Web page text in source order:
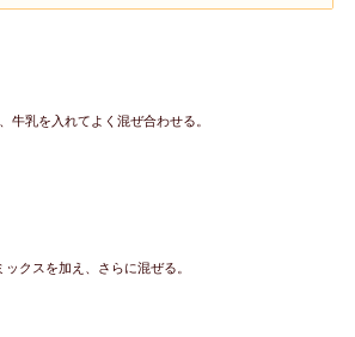
牛乳を入れてよく混ぜ合わせる。
ックスを加え、さらに混ぜる。